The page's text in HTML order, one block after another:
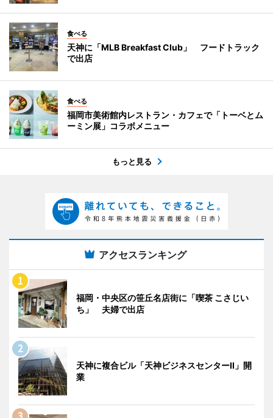
食べる
天神に「MLB Breakfast Club」 フードトラック
で出店
食べる
福岡市美術館内レストラン・カフェで「トーベとム
ーミン展」コラボメニュー
もっと見る
アクセスランキング
福岡・中央区の笹丘名店街に「喫茶 こさじい
ち」 夫婦で出店
天神に複合ビル「天神ビジネスセンターII」開
業